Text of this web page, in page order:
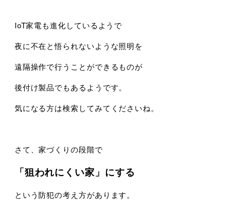
IoT家電も進化しているようで
夜に不在と悟られないような照明を
遠隔操作で行うことができるものが
後付け製品でもあるようです。
気になる方は検索してみてくださいね。
さて、家づくりの段階で
「狙われにくい家」にする
という防犯の考え方があります。